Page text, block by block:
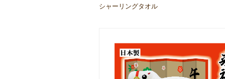
シャーリングタオル